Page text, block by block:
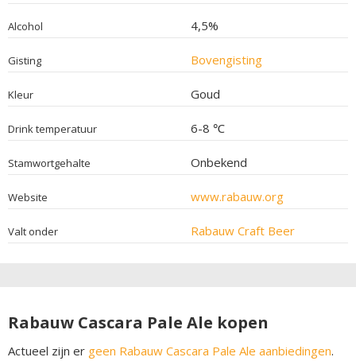
Alcohol 4,5%
Gisting Bovengisting
Kleur Goud
Drink temperatuur 6-8 ℃
Stamwortgehalte Onbekend
Website www.rabauw.org
Valt onder Rabauw Craft Beer
Rabauw Cascara Pale Ale kopen
Actueel zijn er geen Rabauw Cascara Pale Ale aanbiedingen.